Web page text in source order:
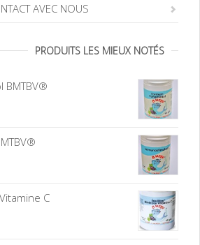
AVEC NOUS
PRODUITS LES MIEUX NOTÉS
BMTBV®
C